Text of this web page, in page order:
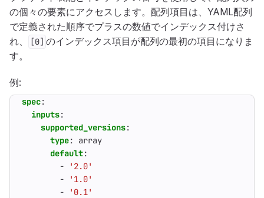
の個々の要素にアクセスします。配列項目は、YAML配列
で定義された順序でプラスの数値でインデックス付けさ
れ、
[0] のインデックス項目が配列の最初の項目になりま
す。
例:
spec:
inputs:
supported_versions:
type:
array
default:
-
'2.0'
-
'1.0'
-
'0.1'